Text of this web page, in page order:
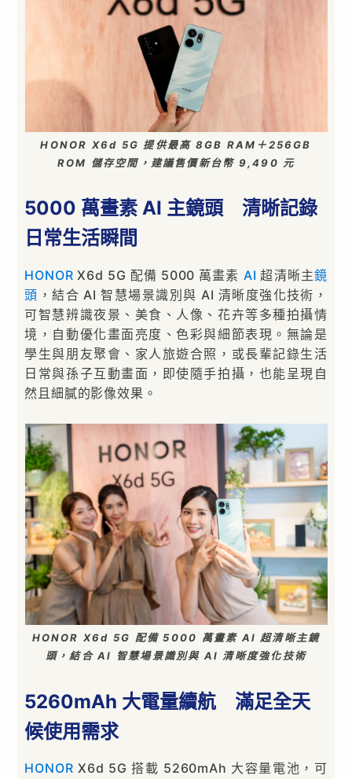
HONOR X6d 5G 提供最高 8GB RAM＋256GB
ROM 儲存空間，建議售價新台幣 9,490 元
5000 萬畫素 AI 主鏡頭 清晰記錄
日常生活瞬間
HONOR X6d 5G 配備 5000 萬畫素 AI 超清晰主鏡
頭 ，結合 AI 智慧場景識別與 AI 清晰度強化技術，
可智慧辨識夜景、美食、人像、花卉等多種拍攝情
境，自動優化畫面亮度、色彩與細節表現。無論是
學生與朋友聚會、家人旅遊合照，或長輩記錄生活
日常與孫子互動畫面，即使隨手拍攝，也能呈現自
然且細膩的影像效果。
HONOR X6d 5G 配備 5000 萬畫素 AI 超清晰主鏡
頭，結合 AI 智慧場景識別與 AI 清晰度強化技術
5260mAh 大電量續航 滿足全天
候使用需求
HONOR X6d 5G 搭載 5260mAh 大容量電池，可